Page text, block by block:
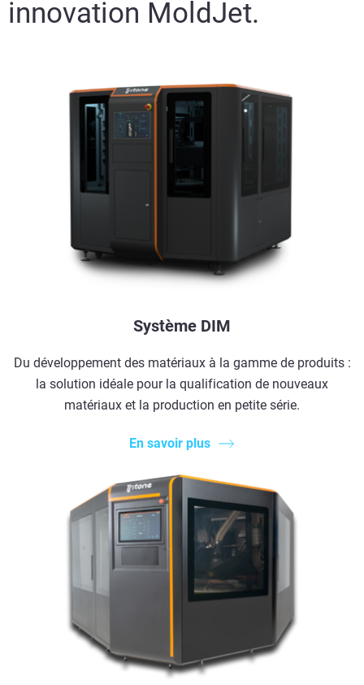
innovation MoldJet.
Système DIM
Du développement des matériaux à la gamme de produits :
la solution idéale pour la qualification de nouveaux
matériaux et la production en petite série.
En savoir plus